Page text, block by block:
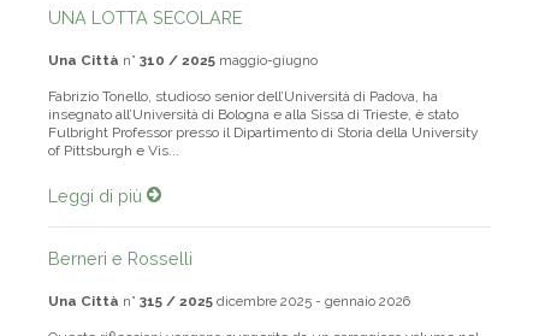
UNA LOTTA SECOLARE
Una Città n° 310 / 2025 maggio-giugno
Fabrizio Tonello, studioso senior dell’Università di Padova, ha
insegnato all’Università di Bologna e alla Sissa di Trieste, è stato
Fulbright Professor presso il Dipartimento di Storia della University
of Pittsburgh e Vis...
Leggi di più
Berneri e Rosselli
Una Città n° 315 / 2025 dicembre 2025 - gennaio 2026